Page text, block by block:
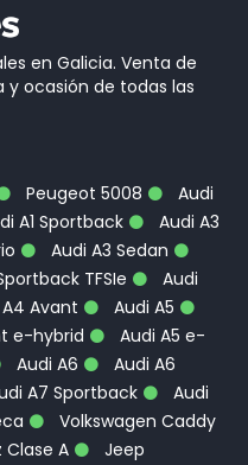
velocidad
701,84€
S en los
799,17€
en Galicia. Venta de
y ocasión de todas las
Peugeot 5008
Audi
A1 Sportback
Audi A3
Audi A3 Sedan
TFSIe
Audi
Avant
Audi A5
e-hybrid
Audi A5 e-
Audi A6
Audi A6
A7 Sportback
Audi
Volkswagen Caddy
A
Jeep